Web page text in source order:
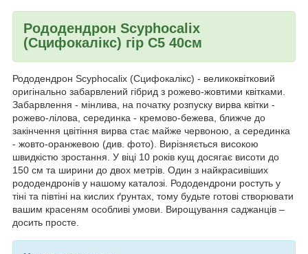
Рододендрон Scyphocalix
(Сцифокалікс) гір С5 40см
Рододендрон Scyphocalix (Сцифокалікс) - великоквітковий
оригінально забарвлений гібрид з рожево-жовтими квітками.
Забарвлення - мінлива, на початку розпуску вирва квітки -
рожево-лілова, серединка - кремово-бежева, ближче до
закінчення цвітіння вирва стає майже червоною, а серединка
- жовто-оранжевою (див. фото). Вирізняється високою
швидкістю зростання. У віці 10 років кущ досягає висоти до
150 см та ширини до двох метрів. Один з найкрасивіших
рододендронів у нашому каталозі. Рододендрони ростуть у
тіні та півтіні на кислих ґрунтах, тому будьте готові створювати
вашим красеням особливі умови. Вирощування саджанців –
досить просте.